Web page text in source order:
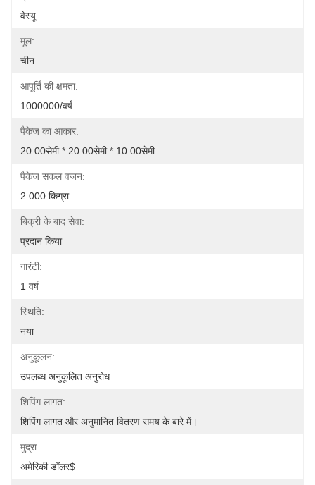
वेस्यू
मूल:
चीन
आपूर्ति की क्षमता:
1000000/वर्ष
पैकेज का आकार:
20.00सेमी * 20.00सेमी * 10.00सेमी
पैकेज सकल वजन:
2.000 किग्रा
बिक्री के बाद सेवा:
प्रदान किया
गारंटी:
1 वर्ष
स्थिति:
नया
अनुकूलन:
उपलब्ध अनुकूलित अनुरोध
शिपिंग लागत:
शिपिंग लागत और अनुमानित वितरण समय के बारे में।
मुद्रा:
अमेरिकी डॉलर$